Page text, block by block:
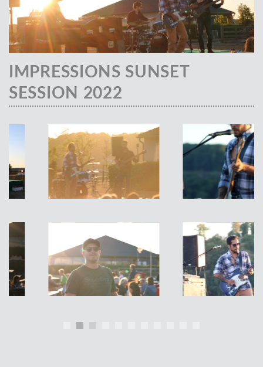
IMPRESSIONS SUNSET
SESSION 2022